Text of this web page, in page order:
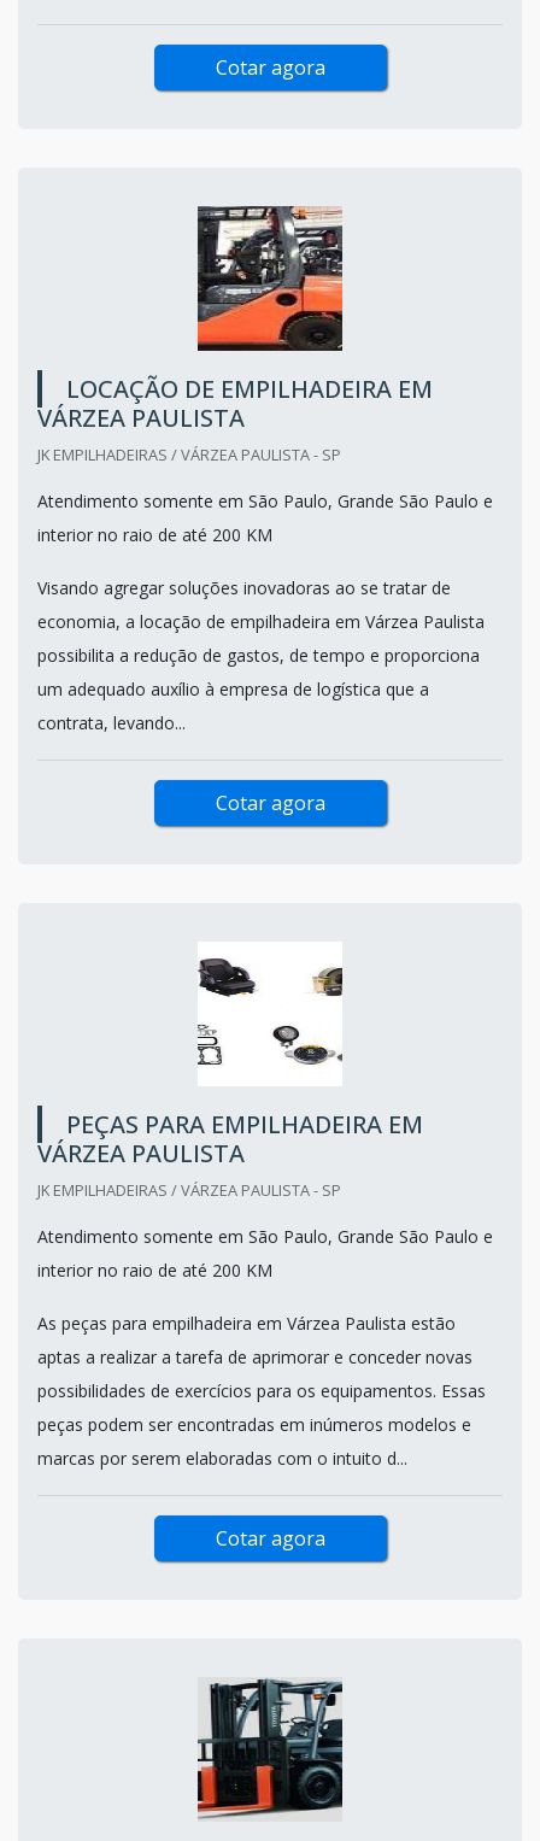
Cotar agora
LOCAÇÃO DE EMPILHADEIRA EM
VÁRZEA PAULISTA
JK EMPILHADEIRAS / VÁRZEA PAULISTA - SP
Atendimento somente em São Paulo, Grande São Paulo e
interior no raio de até 200 KM
Visando agregar soluções inovadoras ao se tratar de
economia, a locação de empilhadeira em Várzea Paulista
possibilita a redução de gastos, de tempo e proporciona
um adequado auxílio à empresa de logística que a
contrata, levando...
Cotar agora
PEÇAS PARA EMPILHADEIRA EM
VÁRZEA PAULISTA
JK EMPILHADEIRAS / VÁRZEA PAULISTA - SP
Atendimento somente em São Paulo, Grande São Paulo e
interior no raio de até 200 KM
As peças para empilhadeira em Várzea Paulista estão
aptas a realizar a tarefa de aprimorar e conceder novas
possibilidades de exercícios para os equipamentos. Essas
peças podem ser encontradas em inúmeros modelos e
marcas por serem elaboradas com o intuito d...
Cotar agora